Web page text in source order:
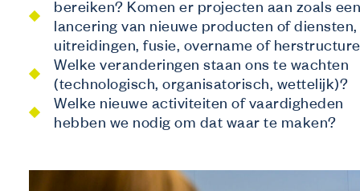
bereiken? Komen er projecten aan zoals een
lancering van nieuwe producten of diensten,
uitreidingen, fusie, overname of
Welke veranderingen staan ons te wachten
(technologisch, organisatorisch, wettelijk)?
Welke nieuwe activiteiten of vaardigheden
hebben we nodig om dat waar te maken?